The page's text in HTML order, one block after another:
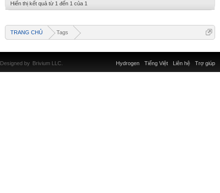
Hiển thị kết quả từ 1 đến 1 của 1
TRANG CHỦ Tags
Liên hệ Trợ giúp
Hydrogen Tiếng Việt
Designed by Brivium LLC.